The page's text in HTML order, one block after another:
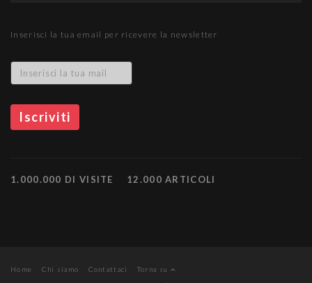
Inserisci la tua email per ricevere la newsletter
1.000.000 DI VISITE 12.000 ARTICOLI
Home Chi siamo Contattaci
Torna su